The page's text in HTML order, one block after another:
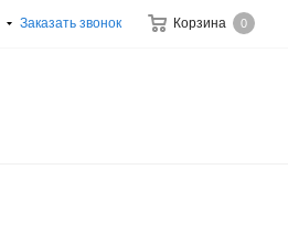
Корзина 0
Заказать звонок